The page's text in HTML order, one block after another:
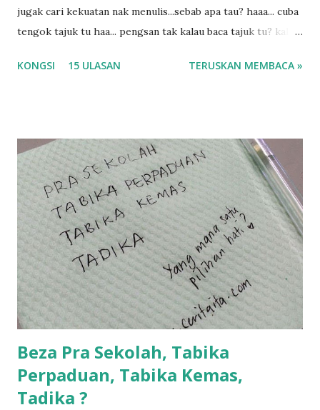
jugak cari kekuatan nak menulis...sebab apa tau? haaa... cuba
tengok tajuk tu haa... pengsan tak kalau baca tajuk tu? kalau
tau? yang sebut tu anak aku....diulangi ANAK AKU ....adoiiii
balik keja aku ajak la shah singgah Giant beli barang
sikit...dalam perjalanan dari dalam kereta tu biasalah kan
kami memang akan pimpin anak-anak jalan sampai masuk
dalam... dan kebiasanya bagi anak 4 macam kami ni bahagi-
bahagi lah siapa nak pimpin siapa... dan biasanya aku akan
dukung adik hadi sambil pimpin kakak husna... yang abg
ngah dengan abg long terserah pada shah la pulak.. tapi
kalau ikut anak-anak semua nak ummi pimpin... ajer rebeh
ba...
KONGSI 15 ULASAN TERUSKAN MEMBACA »
Beza Pra Sekolah, Tabika
Perpaduan, Tabika Kemas,
Tadika ?